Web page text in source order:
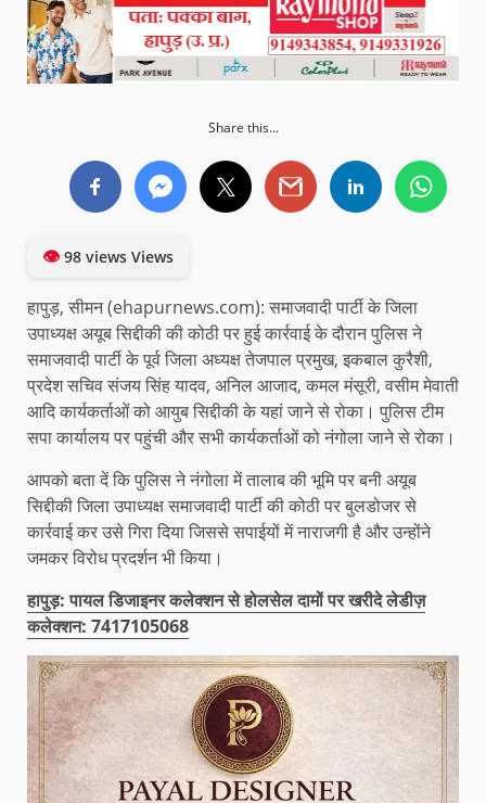
Share this...
👁98 views Views
हापुड़, सीमन (ehapurnews.com): समाजवादी पार्टी के जिला
उपाध्यक्ष अयूब सिद्दीकी की कोठी पर हुई कार्रवाई के दौरान पुलिस ने
समाजवादी पार्टी के पूर्व जिला अध्यक्ष तेजपाल प्रमुख, इकबाल कुरैशी,
प्रदेश सचिव संजय सिंह यादव, अनिल आजाद, कमल मंसूरी, वसीम मेवाती
आदि कार्यकर्ताओं को आयुब सिद्दीकी के यहां जाने से रोका। पुलिस टीम
सपा कार्यालय पर पहुंची और सभी कार्यकर्ताओं को नंगोला जाने से रोका।
आपको बता दें कि पुलिस ने नंगोला में तालाब की भूमि पर बनी अयूब
सिद्दीकी जिला उपाध्यक्ष समाजवादी पार्टी की कोठी पर बुलडोजर से
कार्रवाई कर उसे गिरा दिया जिससे सपाईयों में नाराजगी है और उन्होंने
जमकर विरोध प्रदर्शन भी किया।
हापुड़: पायल डिजाइनर कलेक्शन से होलसेल दामों पर खरीदे लेडीज़
कलेक्शन: 7417105068